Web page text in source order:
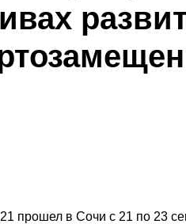
прошел в Сочи с 21 по 23